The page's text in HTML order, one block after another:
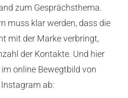
zum Gesprächsthema.
muss klar werden, dass die
mit der Marke verbringt,
der Kontakte. Und hier
online Bewegtbild von
ab: